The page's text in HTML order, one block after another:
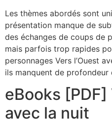
Les thèmes abordés sont
présentation manque de
des échanges de coups de
mais parfois trop rapides
personnages Vers l’Ouest
ils manquent de
eBooks [PDF]
avec la nuit